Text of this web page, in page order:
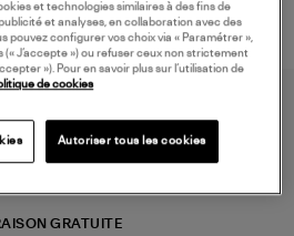
GRATUITE
et technologies similaires à des fins de
et analyses, en collaboration avec des
pouvez configurer vos choix via « Paramétrer »,
(« J’accepte ») ou refuser ceux non strictement
»). Pour en savoir plus sur l’utilisation de
de cookies
Autoriser tous les cookies